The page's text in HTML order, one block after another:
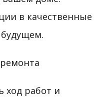
в качественные
ход работ и